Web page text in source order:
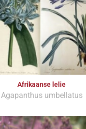
Afrikaanse lelie
Agapanthus umbellatus